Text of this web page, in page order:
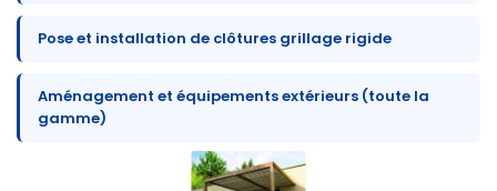
Pose et installation de clôtures grillage rigide
Aménagement et équipements extérieurs (toute la
gamme)